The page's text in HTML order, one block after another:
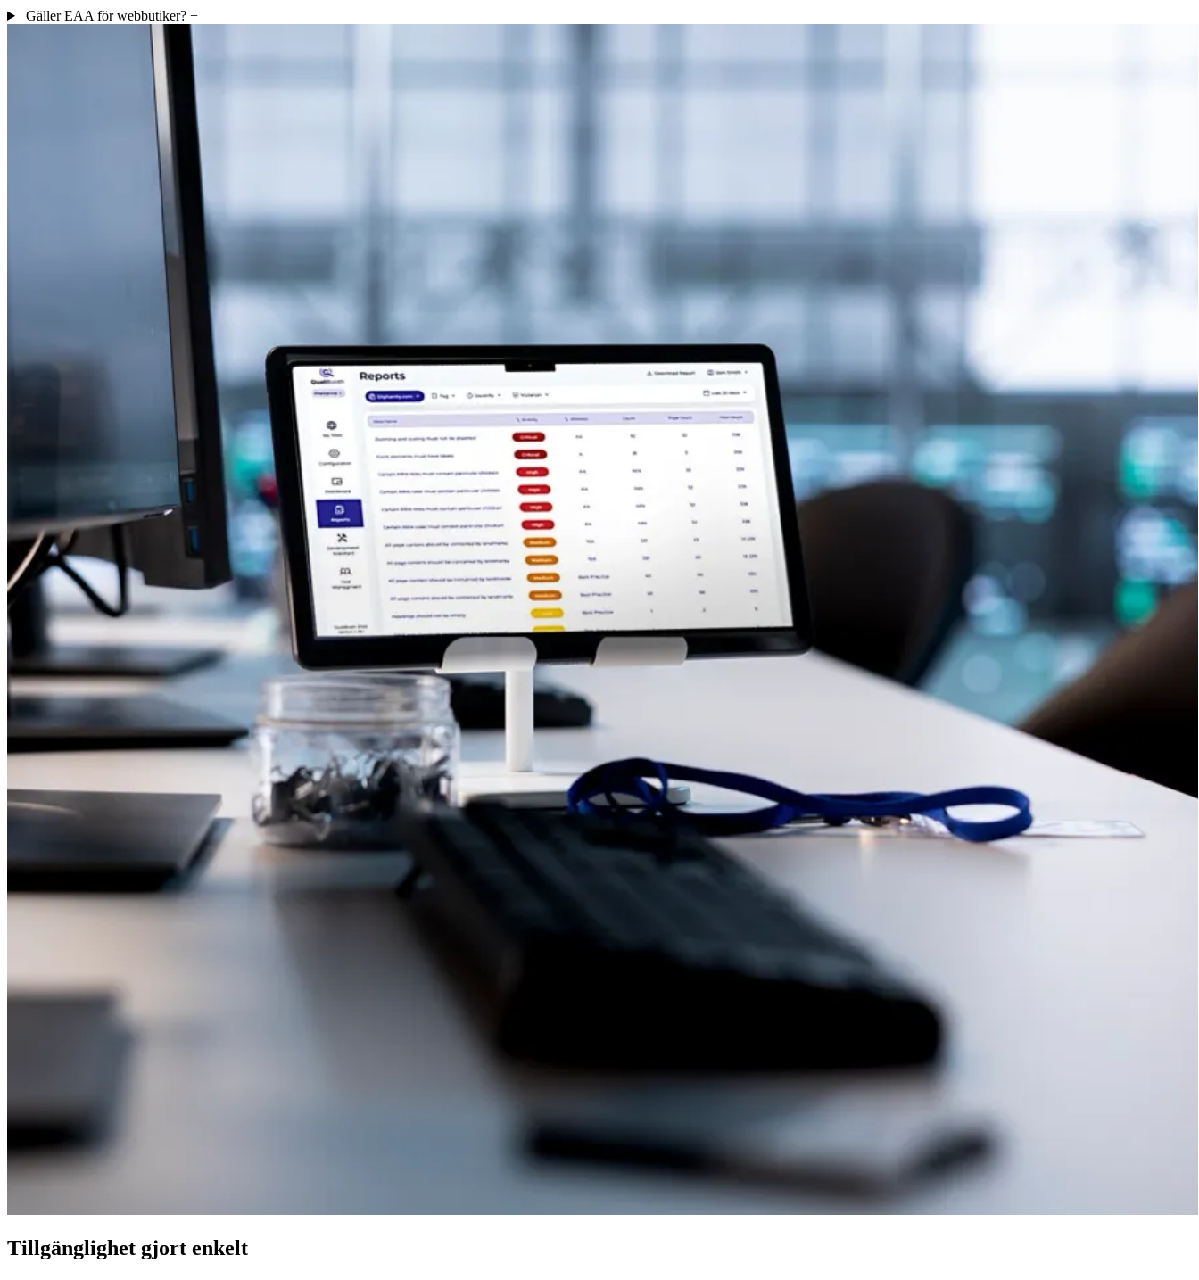
Gäller EAA för webbutiker? +
Tillgänglighet gjort enkelt